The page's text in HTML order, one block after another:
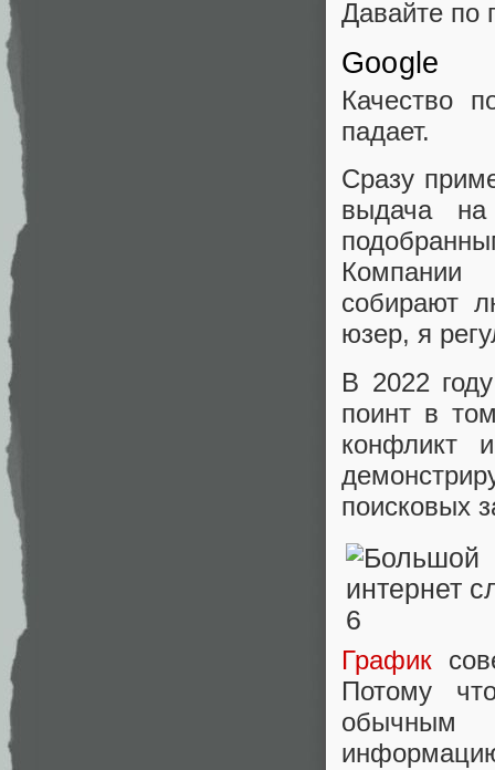
Давайте по
Google
Качество
падает.
Сразу
выдача
Компании
собирают
юзер, я
В 2022
поинт в
конфликт
поисковых
График
Потому
обычным